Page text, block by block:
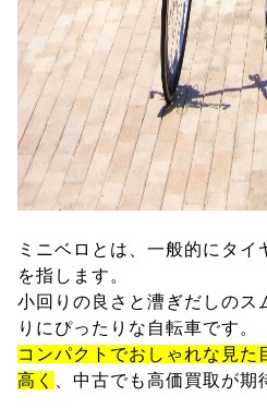
ミニベロとは、一般的にタイ
を指します。
小回りの良さと漕ぎだしのス
りにぴったりな自転車です。
コンパクトでおしゃれな見た
高く
、中古でも高価買取が期